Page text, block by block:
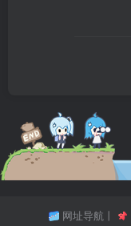
网址导航丨